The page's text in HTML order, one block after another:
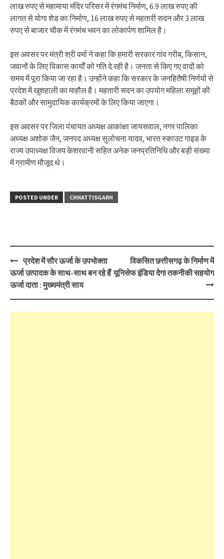
लाख रुपए से महामाया मंदिर परिसर में रंगमंच निर्माण, 6.9 लाख रुपए की
लागत से योगा शेड का निर्माण, 16 लाख रुपए से महतारी सदन और 3 लाख
रुपए से बाजार चौक में रंगमंच भवन का लोकार्पण शामिल है।
इस अवसर पर मंत्री श्री वर्मा ने कहा कि हमारी सरकार गांव गरीब, किसान,
जवानों के लिए विकास कार्यों को गति दे रही है। जनता से किए गए वादों को
समय में पूरा किया जा रहा है। उन्होंने कहा कि सरकार के जनहितैषी निर्णयों से
प्रदेश में खुशहाली का माहौल है। महतारी सदन का उपयोग महिला समूहों की
बैठकों और सामुदायिक कार्यक्रमों के लिए किया जाएगा।
इस अवसर पर जिला पंचायत अध्यक्ष आकांक्षा जायसवाल, नगर पालिका
अध्यक्ष अशोक जैन, जनपद अध्यक्ष सुलोचना यादव, भारत स्काउट गाइड के
राज्य उपाध्यक्ष विजय केशरवानी सहित अनेक जनप्रतिनिधि और बड़ी संख्या
में ग्रामीण मौजूद थे।
POSTED UNDER CHHATTISGARH
Post
navigation
प्रदेश में सौर ऊर्जा के उपभोक्ता
ऊर्जा उत्पादक के साथ-साथ बन रहे हैं
ऊर्जा दाता : मुख्यमंत्री साय
विकसित छत्तीसगढ़ के निर्माण में
यूनिसेफ इंडिया देगा तकनीकी सहयोग